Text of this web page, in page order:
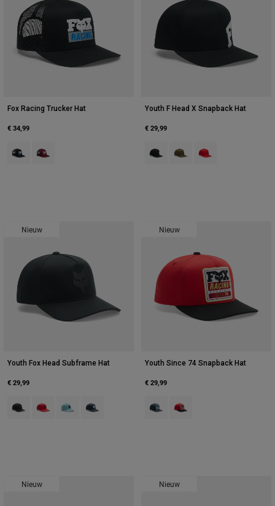
Fox Racing Trucker Hat
€ 34,99
Product swatch type of Zwart.
Product swatch type of Donker kastanjebruin.
Youth F Head X Snapback Hat
€ 29,99
Product swatch type of Zwart.
Product swatch type of
Product swatch
Nieuw
Youth Fox Head Subframe Hat
€ 29,99
Product swatch type of Zwart.
Product swatch type of Vuurrood.
Product swatch type of Ijzig blauw.
Product swatch type of Middernachtblauw.
Nieuw
Youth Since 74 Snapback Hat
€ 29,99
Product swatch type of
Product swatch type of
Nieuw Nieuw